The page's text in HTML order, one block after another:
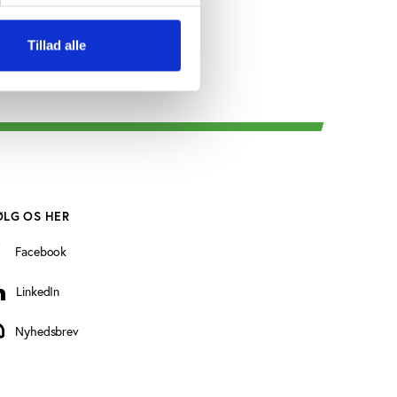
Tillad alle
OS HER
Facebook
LinkedIn
Nyhedsbrev